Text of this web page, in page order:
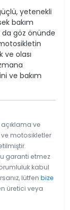
yetenekli
bakım
göz önünde
olası
ve bakım
ve
ve motosikletler
garanti etmez
kabul
lütfen bize
üretici veya